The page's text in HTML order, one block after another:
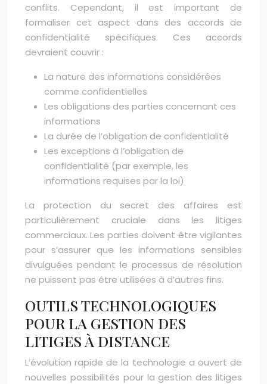
conflits. Cependant, il est important de
formaliser cet aspect dans des accords de
confidentialité spécifiques. Ces accords
devraient couvrir :
La nature des informations considérées
comme confidentielles
Les obligations des parties concernant ces
informations
La durée de l’obligation de confidentialité
Les exceptions à l’obligation de
confidentialité (par exemple, les
informations requises par la loi)
La protection du secret des affaires est
particulièrement cruciale dans les litiges
commerciaux. Les parties doivent être vigilantes
pour s’assurer que les informations sensibles
divulguées pendant le processus de résolution
ne puissent pas être utilisées à d’autres fins.
OUTILS TECHNOLOGIQUES
POUR LA GESTION DES
LITIGES À DISTANCE
L’évolution rapide de la technologie a ouvert de
nouvelles possibilités pour la gestion des litiges